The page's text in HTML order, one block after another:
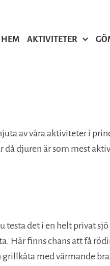
HEM AKTIVITETER
av våra aktiviteter i
då djuren är som mest
det i en helt privat
Här finns chans att få
med värmande